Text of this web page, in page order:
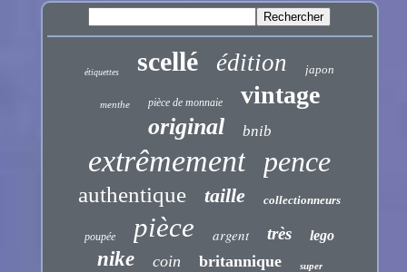
étiquettes scellé édition japon
menthe pièce de monnaie vintage
original bnib
extrêmement pence
authentique taille collectionneurs
poupée pièce argent très lego
nike coin britannique super